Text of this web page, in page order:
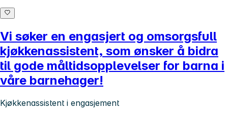
Vi søker en engasjert og omsorgsfull
kjøkkenassistent, som ønsker å bidra
til gode måltidsopplevelser for barna i
våre barnehager!
Kjøkkenassistent i engasjement